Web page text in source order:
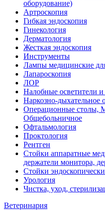
оборудование)
Артроскопия
Гибкая эндоскопия
Гинекология
Дерматология
Жесткая эндоскопия
Инструменты
Лампы медицинские
Лапароскопия
ЛОР
Налобные осветители
Наркозно-дыхательное
Операционные столы,
Общебольничное
Офтальмология
Проктология
Рентген
Стойки аппаратные
держатели монитора,
Стойки
Урология
Чистка, уход,
Ветеринария